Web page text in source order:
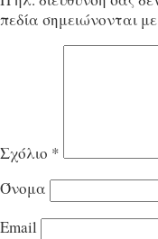
πεδία σημειώνονται με
Σχόλιο *
Όνομα
Email